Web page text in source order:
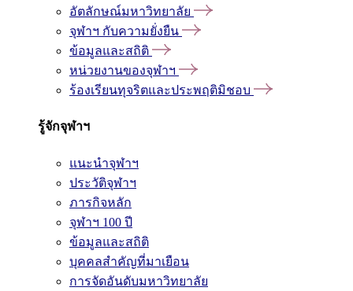
อัตลักษณ์มหาวิทยาลัย
จุฬาฯ กับความยั่งยืน
ข้อมูลและสถิติ
หน่วยงานของจุฬาฯ
ร้องเรียนทุจริตและประพฤติมิชอบ
รู้จักจุฬาฯ
แนะนำจุฬาฯ
ประวัติจุฬาฯ
ภารกิจหลัก
จุฬาฯ 100 ปี
ข้อมูลและสถิติ
บุคคลสำคัญที่มาเยือน
การจัดอันดับมหาวิทยาลัย